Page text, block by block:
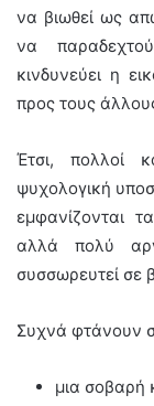
να βιωθεί ως
να
κινδυνεύει η
προς τους
Έτσι, πολλοί
ψυχολογική
εμφανίζονται
αλλά πολύ
συσσωρευτεί σε
Συχνά φτάνουν
μια σοβαρή